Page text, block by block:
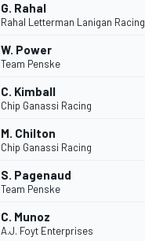
G. Rahal
Rahal Letterman Lanigan Racing
W. Power
Team Penske
C. Kimball
Chip Ganassi Racing
M. Chilton
Chip Ganassi Racing
S. Pagenaud
Team Penske
C. Munoz
A.J. Foyt Enterprises